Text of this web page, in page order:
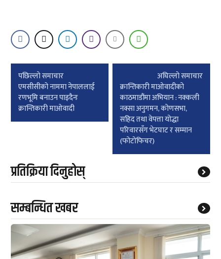
Post
navigation
पछिल्लाे समाचार
एमसीसीको नाममा नेपाललाई
रणभूमि बनाउन पाइदैनः
क्रान्तिकारी माओवादी
अघिल्लाे समाचार
क्रान्तिकारी माओवादीको
काठमाडौंमा अभियान : नक्कली
नक्सा अनुगमन, कोणसभा,
सहिद तथा वेपत्ता योद्धा
परिवारसँग भेटघाट र सम्मान
(फोटोफिचर)
प्रतिक्रिया दिनुहोस्
सम्बन्धित खबर